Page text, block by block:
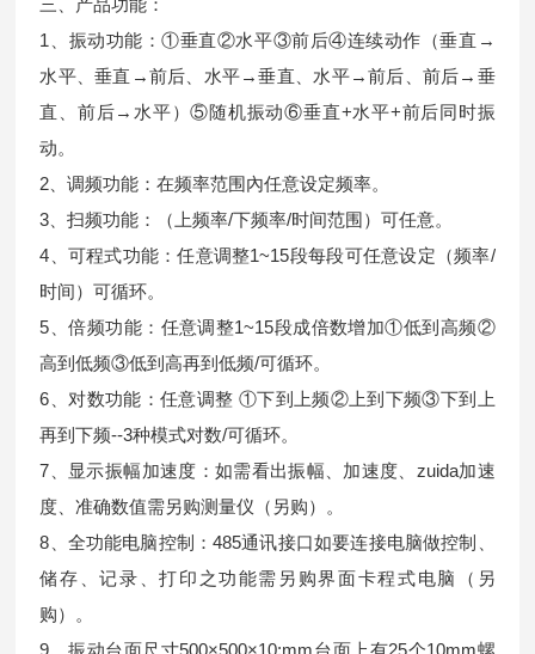
三、产品功能：
1、振动功能：①垂直②水平③前后④连续动作（垂直→
水平、垂直→前后、水平→垂直、水平→前后、前后→垂
直、前后→水平）⑤随机振动⑥垂直+水平+前后同时振
动。
2、调频功能：在频率范围內任意设定频率。
3、扫频功能：（上频率/下频率/时间范围）可任意。
4、可程式功能：任意调整1~15段每段可任意设定（频率/
时间）可循环。
5、倍频功能：任意调整1~15段成倍数增加①低到高频②
高到低频③低到高再到低频/可循环。
6、对数功能：任意调整 ①下到上频②上到下频③下到上
再到下频--3种模式对数/可循环。
7、显示振幅加速度：如需看出振幅、加速度、zuida加速
度、准确数值需另购测量仪（另购）。
8、全功能电脑控制：485通讯接口如要连接电脑做控制、
储存、记录、打印之功能需另购界面卡程式电脑（另
购）。
9、振动台面尺寸500×500×10:mm台面上有25个10mm螺